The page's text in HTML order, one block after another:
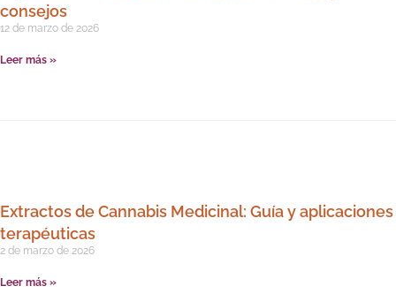
consejos
12 de marzo de 2026
Leer más »
Extractos de Cannabis Medicinal: Guía y aplicaciones
terapéuticas
2 de marzo de 2026
Leer más »